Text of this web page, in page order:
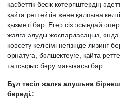
қасбеттік бесік көтергіштердің
қайта реттейтін және қалпына
қызметі бар. Егер сіз осындай
жалға алуды жоспарласаңыз,
көрсету келісімі негізінде лизинг
орнатуға, бөлшектеуге, қайта
тапсырыс беру мағынасы бар.
Бұл тәсіл жалға алушыға
береді.: